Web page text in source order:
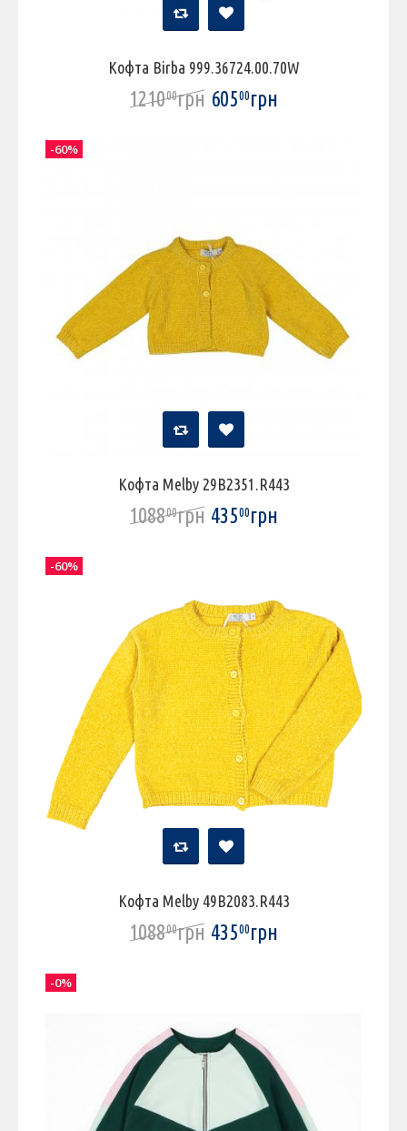
Кофта Birba 999.36724.00.70W
121000грн 60500грн
Кофта Melby 29B2351.R443
108800грн 43500грн
-60%
Кофта Melby 49B2083.R443
108800грн 43500грн
-60%
-0%